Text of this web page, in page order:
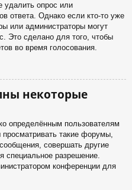
удалить опрос или
ответа. Однако если кто-то уже
или администраторы могут
Это сделано для того, чтобы
во время голосования.
некоторые
определённым пользователям
такие форумы,
совершать другие
специальное разрешение.
конференции для